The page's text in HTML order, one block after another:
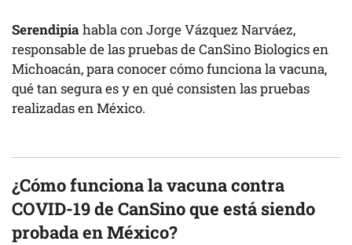
Serendipiahabla con Jorge Vázquez Narváez,
responsable de las pruebas de CanSino Biologics en
Michoacán, para conocer cómo funciona la vacuna,
qué tan segura es y en qué consisten las pruebas
realizadas en México.
¿Cómo funciona la vacuna contra
COVID-19 de CanSino que está siendo
probada en México?